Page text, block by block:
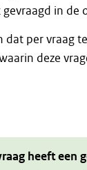
in de
dat per vraag
deze
heeft een